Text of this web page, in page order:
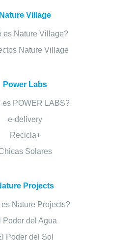
Nature Village
es Nature Village?
Nature Village
Power Labs
es POWER LABS?
e-delivery
Recicla+
Solares
Projects
Nature Projects?
Poder del Agua
Poder del Sol